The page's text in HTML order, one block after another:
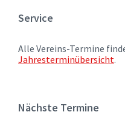
Service
Alle Vereins-Termine
Jahresterminübersicht.
Nächste Termine